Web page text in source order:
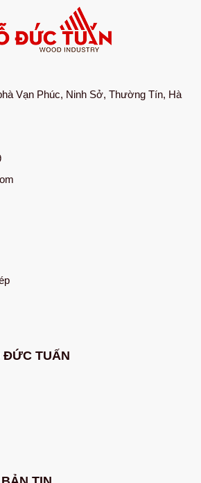
Vạn Phúc, Ninh Sở, Thường Tín, Hà
ĐỨC TUẤN